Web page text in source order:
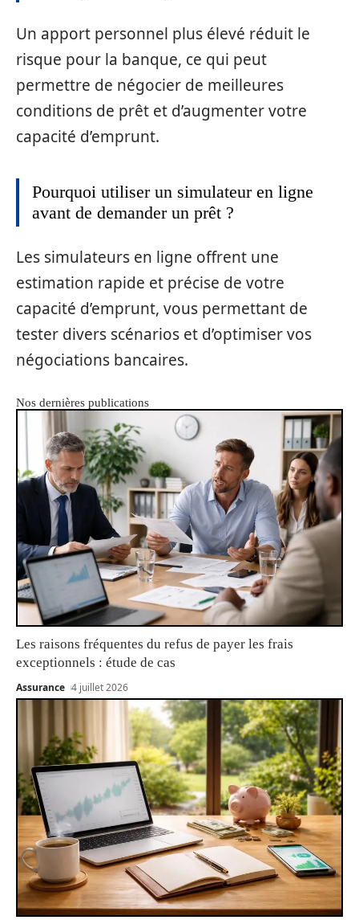
Un apport personnel plus élevé réduit le
risque pour la banque, ce qui peut
permettre de négocier de meilleures
conditions de prêt et d’augmenter votre
capacité d’emprunt.
Pourquoi utiliser un simulateur en ligne
avant de demander un prêt ?
Les simulateurs en ligne offrent une
estimation rapide et précise de votre
capacité d’emprunt, vous permettant de
tester divers scénarios et d’optimiser vos
négociations bancaires.
Nos dernières publications
Les raisons fréquentes du refus de payer les frais
exceptionnels : étude de cas
Assurance 4 juillet 2026